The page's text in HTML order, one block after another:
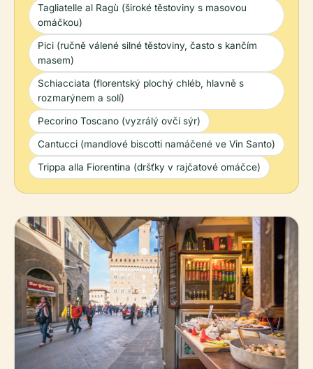
Tagliatelle al Ragù (široké těstoviny s masovou
omáčkou)
Pici (ručně válené silné těstoviny, často s kančím
masem)
Schiacciata (florentský plochý chléb, hlavně s
rozmarýnem a solí)
Pecorino Toscano (vyzrálý ovčí sýr)
Cantucci (mandlové biscotti namáčené ve Vin Santo)
Trippa alla Fiorentina (dršťky v rajčatové omáčce)